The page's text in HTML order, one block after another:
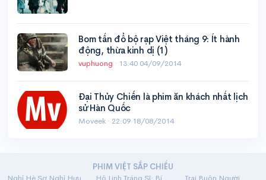
Bom tấn đổ bộ rạp Việt tháng 9: Ít hành
động, thừa kinh dị (1)
vuphuong · 13:40 04/09/2014
Đại Thủy Chiến là phim ăn khách nhất lịch
sử Hàn Quốc
Moveek · 22:09 18/08/2014
PHIM VIỆT SẮP CHIẾU
Nghỉ Hè Sợ Nghỉ Hưu
Trại Buôn Người